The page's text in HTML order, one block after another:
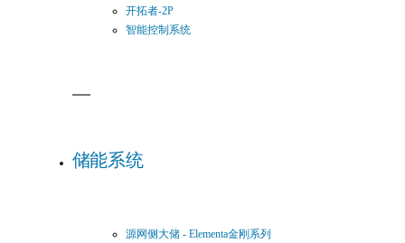
开拓者-2P
智能控制系统
储能系统
源网侧大储 - Elementa金刚系列